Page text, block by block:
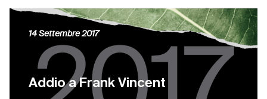
Addio a Frank Vincent
14 Settembre 2017